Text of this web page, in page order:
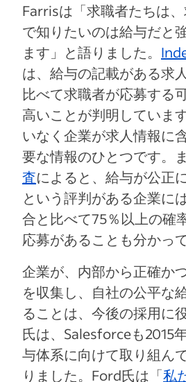
Farrisは「求職者たちは
で知りたいのは給与だと
ます」と語りました。
は、給与の記載がある求
比べて求職者が応募する
高いことが判明していま
いなく企業が求人情報に
要な情報のひとつです。ま
査によると、給与が公正
という評判がある企業に
合と比べて75％以上の確
応募があることも分かっ
企業が、内部から正確か
を収集し、自社の公平な
ることは、今後の採用に
氏は、Salesforceも2015
与体系に向けて取り組ん
りました。Ford氏は「私